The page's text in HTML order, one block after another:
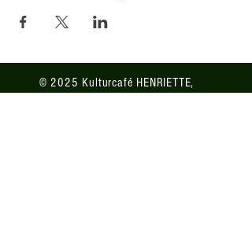
© 2025 Kulturcafé HENRIETTE,